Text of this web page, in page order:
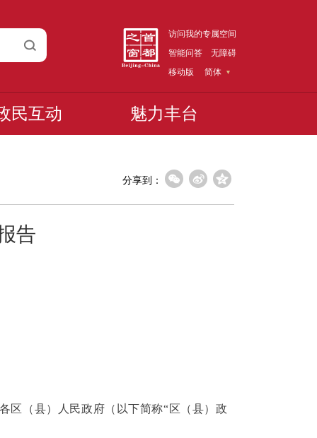
访问我的专属空间
智能问答
无障碍
移动版
简体
民互动 魅力丰台
分享到：
告
区（县）人民政府（以下简称“区（县）政